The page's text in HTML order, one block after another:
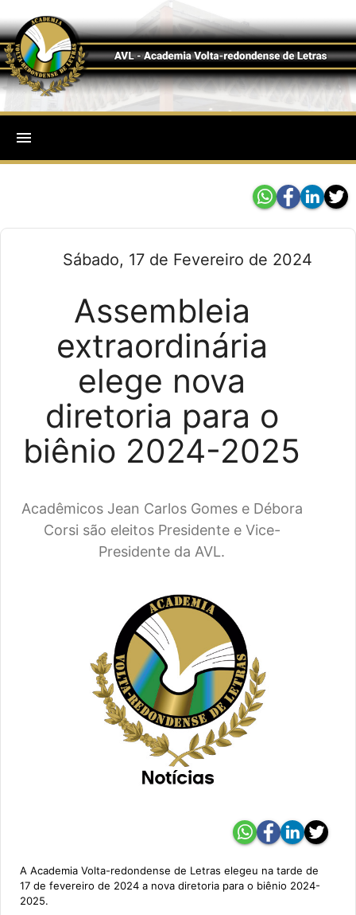
menu
Sábado, 17 de Fevereiro de 2024
Assembleia
extraordinária
elege nova
diretoria para o
biênio 2024-2025
Acadêmicos Jean Carlos Gomes e Débora
Corsi são eleitos Presidente e Vice-
Presidente da AVL.
A Academia Volta-redondense de Letras elegeu na tarde de
17 de fevereiro de 2024 a nova diretoria para o biênio 2024-
2025.